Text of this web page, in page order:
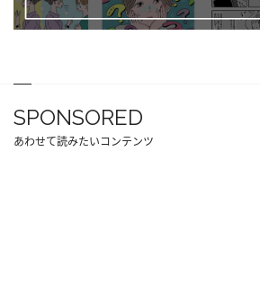
SPONSORED
あわせて読みたいコンテンツ